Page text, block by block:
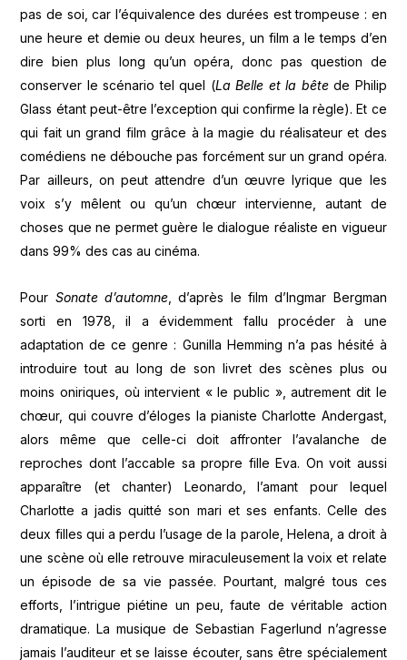
pas de soi, car l’équivalence des durées est trompeuse : en
une heure et demie ou deux heures, un film a le temps d’en
dire bien plus long qu’un opéra, donc pas question de
conserver le scénario tel quel (La Belle et la bêtede Philip
Glass étant peut-être l’exception qui confirme la règle). Et ce
qui fait un grand film grâce à la magie du réalisateur et des
comédiens ne débouche pas forcément sur un grand opéra.
Par ailleurs, on peut attendre d’un œuvre lyrique que les
voix s’y mêlent ou qu’un chœur intervienne, autant de
choses que ne permet guère le dialogue réaliste en vigueur
dans 99% des cas au cinéma.
Pour Sonate d’automne , d’après le film d’Ingmar Bergman
sorti en 1978, il a évidemment fallu procéder à une
adaptation de ce genre : Gunilla Hemming n’a pas hésité à
introduire tout au long de son livret des scènes plus ou
moins oniriques, où intervient « le public », autrement dit le
chœur, qui couvre d’éloges la pianiste Charlotte Andergast,
alors même que celle-ci doit affronter l’avalanche de
reproches dont l’accable sa propre fille Eva. On voit aussi
apparaître (et chanter) Leonardo, l’amant pour lequel
Charlotte a jadis quitté son mari et ses enfants. Celle des
deux filles qui a perdu l’usage de la parole, Helena, a droit à
une scène où elle retrouve miraculeusement la voix et relate
un épisode de sa vie passée. Pourtant, malgré tous ces
efforts, l’intrigue piétine un peu, faute de véritable action
dramatique. La musique de Sebastian Fagerlund n’agresse
jamais l’auditeur et se laisse écouter, sans être spécialement